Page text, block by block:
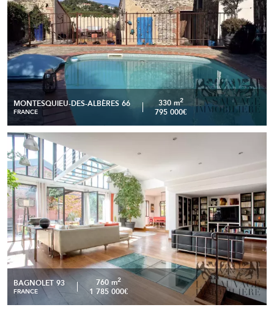
MONTESQUIEU-DES-ALBÈRES 66
FRANCE
330 m2
795 000€
BAGNOLET 93
FRANCE
760 m2
1 785 000€
Loft d'architecte de 508 m² avec 230 m² terrasses et patios
- Porte de Paris - Usage mixte